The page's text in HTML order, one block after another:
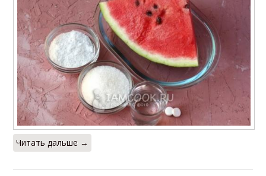
Читать дальше →